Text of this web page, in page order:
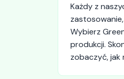
Każdy z
Wybierz
produkcji.
zobaczyć, jak